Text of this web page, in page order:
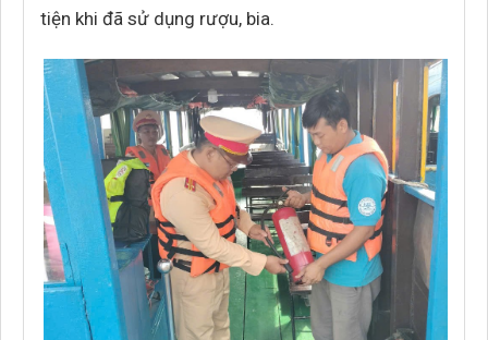
tiện khi đã sử dụng rượu, bia.